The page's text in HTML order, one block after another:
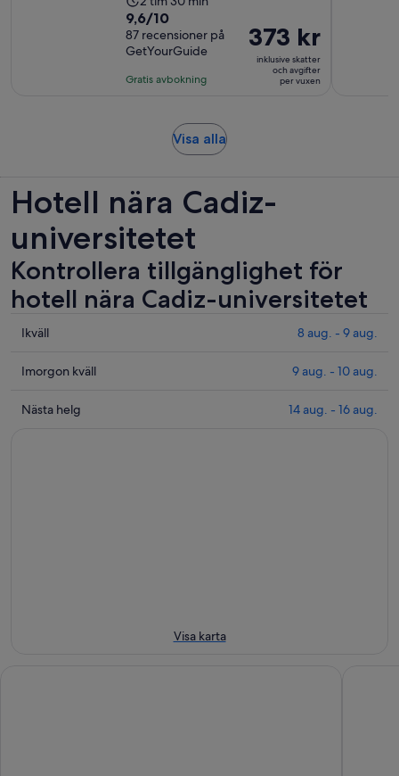
längd
är
2
timmar
minuter
9.6
av
10
med
9,6/10
87 recensioner på
GetYourGuide
Gratis avbokning
Priset
är
373 kr
373 kr
inklusive skatter
och avgifter
per vuxen
Visa allaÖppnas
flik
Hotell nära Cadiz-
universitetet
Kontrollera tillgänglighet för
hotell nära Cadiz-universitetet
Se
nära
universitetet
Ikväll 8 aug. - 9 aug.
Se
nära
Imorgon kväll 9 aug. - 10 aug.
Se
Nästa helg 14 aug. - 16 aug.
Visa karta